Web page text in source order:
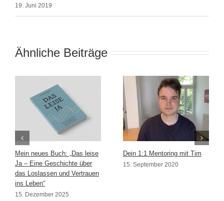
19. Juni 2019
Ähnliche Beiträge
Mein neues Buch: „Das leise
Ja – Eine Geschichte über
das Loslassen und Vertrauen
ins Leben“
15. Dezember 2025
Dein 1:1 Mentoring mit Tim
15. September 2020